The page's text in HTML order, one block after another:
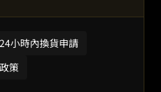
24小時內換貨申請
策